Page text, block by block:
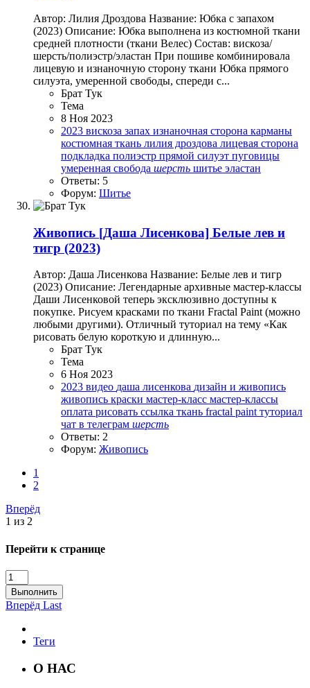
Автор: Лилия Дроздова Название: Юбка с запахом
(2023) Описание: Юбка выполнена из костюмной ткани
средней плотности (ткани Велес) Состав: вискоза/
шерсть/полиэстр/эластан При пошиве комбинировала
лицевую и изнаночную сторону ткани Юбка прямого
силуэта, умеренной свободы, спереди с...
Брат Тук
Тема
8 Ноя 2023
2023 вискоза запах изнаночная сторона карманы
костюмная ткань лилия дроздова лицевая сторона
подкладка полиэстр прямой силуэт пуговицы
умеренная свобода шерсть шитье эластан
Ответы: 5
Форум: Шитье
Живопись [Даша Лисенкова] Белые лев и
тигр (2023)
Автор: Даша Лисенкова Название: Белые лев и тигр
(2023) Описание: Легендарные архивные мастер-классы
Даши Лисенковой теперь эксклюзивно доступны к
покупке. Рисуем красками по ткани Fractal Paint (можно
любыми другими). Отличный туториал на тему «Как
рисовать белую короткую и длинную...
Брат Тук
Тема
6 Ноя 2023
2023 видео даша лисенкова дизайн и живопись
живопись краски мастер-класс мастер-классы
оплата рисовать ссылка ткань fractal paintтуториал
чат в телеграм шерсть
Ответы: 2
Форум: Живопись
1
2
Вперёд
1 из 2
Перейти к странице
Выполнить
Вперёд Last
Теги
О НАС